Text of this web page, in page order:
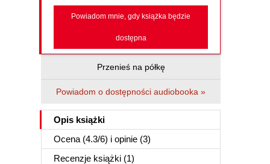
Powiadom mnie, gdy książka będzie
dostępna
Przenieś na półkę
Powiadom o dostępności audiobooka »
Opis książki
Ocena (4.3/6) i opinie (3)
Recenzje książki (1)